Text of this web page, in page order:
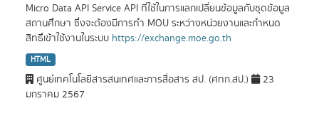
Micro Data API Service API ที่ใช้ในการแลกเปลี่ยนข้อมูลกับชุดข้อมูล
สถานศึกษา ซึ่งจะต้องมีการทำ MOU ระหว่างหน่วยงานและกำหนด
สิทธิ์เข้าใช้งานในระบบ https://exchange.moe.go.th
HTML
ศูนย์เทคโนโลยีสารสนเทศและการสื่อสาร สป. (ศทก.สป.)
23
มกราคม 2567